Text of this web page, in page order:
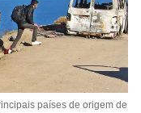
países de origem de